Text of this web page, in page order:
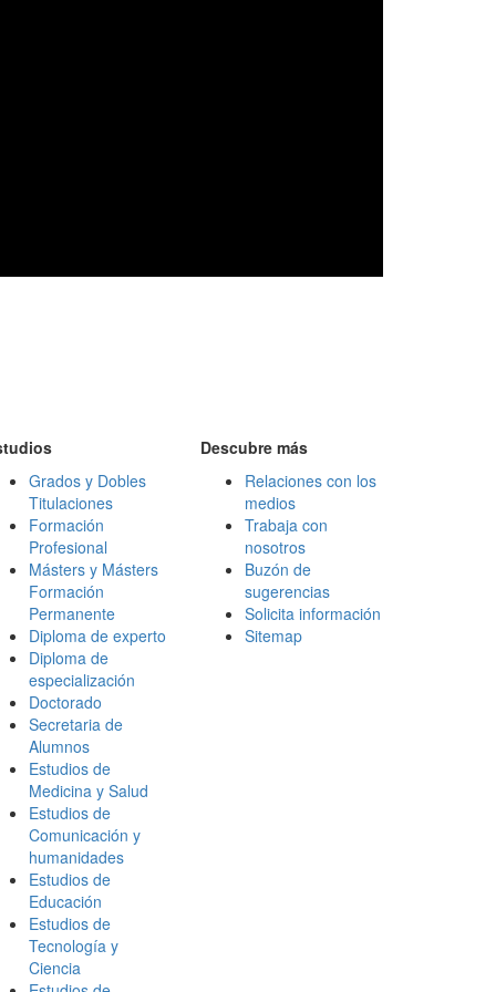
Grados y Dobles
Titulaciones
Formación
Profesional
Másters y Másters
Formación
Permanente
Diploma de experto
Diploma de
especialización
Doctorado
Secretaria de
Alumnos
Estudios de
Medicina y Salud
Estudios de
Comunicación y
humanidades
Estudios de
Educación
Estudios de
Tecnología y
Ciencia
Descubre más
Relaciones con los
medios
Trabaja con
nosotros
Buzón de
sugerencias
Solicita información
Sitemap